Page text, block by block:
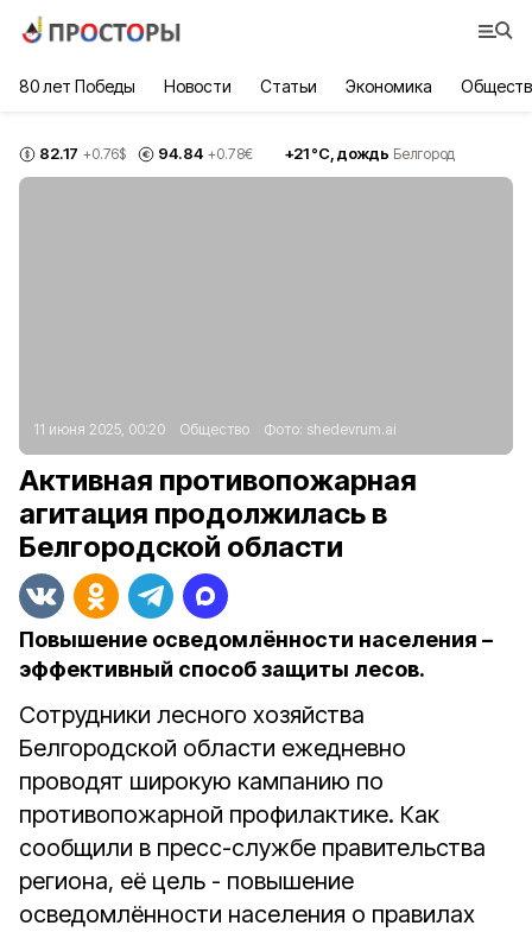
80 лет Победы Новости Статьи Экономика
82.17 +0.76$ 94.84 +0.78€ +21°С, дождь Белгород
11 июня 2025, 00:20 Общество Фото: shedevrum.ai
Активная противопожарная
агитация продолжилась в
Белгородской области
Повышение осведомлённости населения –
эффективный способ защиты лесов.
Сотрудники лесного хозяйства
Белгородской области ежедневно
проводят широкую кампанию по
противопожарной профилактике. Как
сообщили в пресс-службе правительства
региона, её цель - повышение
осведомлённости населения о правилах